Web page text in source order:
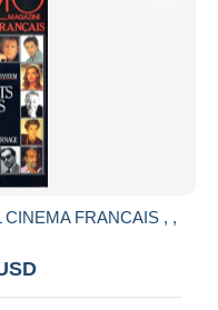
CINEMA FRANCAIS , ,